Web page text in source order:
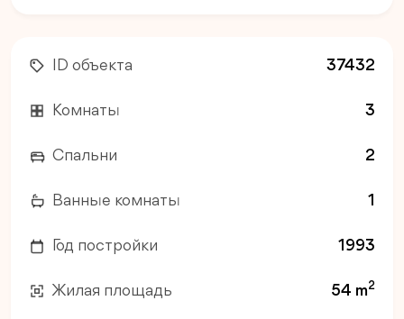
ID объекта 37432
Комнаты 3
Спальни 2
Ванные комнаты 1
Год постройки 1993
Жилая площадь 54 m2